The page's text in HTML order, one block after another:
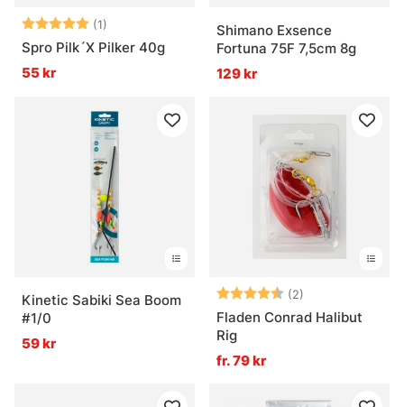
Betyg: (1)
5.0 utav 5 stjärnor
Spro Pilk´X Pilker 40g
55 kr
Shimano Exsence
Fortuna 75F 7,5cm 8g
129 kr
Kinetic Sabiki Sea Boom
#1/0
59 kr
Betyg: (2)
Fladen Conrad Halibut
Rig
fr. 79 kr